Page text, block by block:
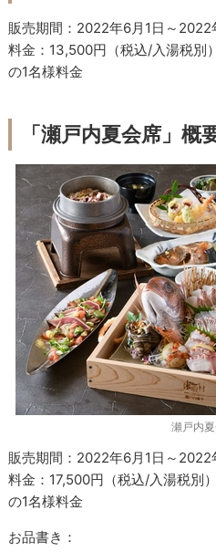
販売期間：2022年6月1日～2022
料金：13,500円（税込/入湯税別
の1名様料金
「瀬戸内夏会席」概
瀬戸内
販売期間：2022年6月1日～2022
料金：17,500円（税込/入湯税別
の1名様料金
お品書き：